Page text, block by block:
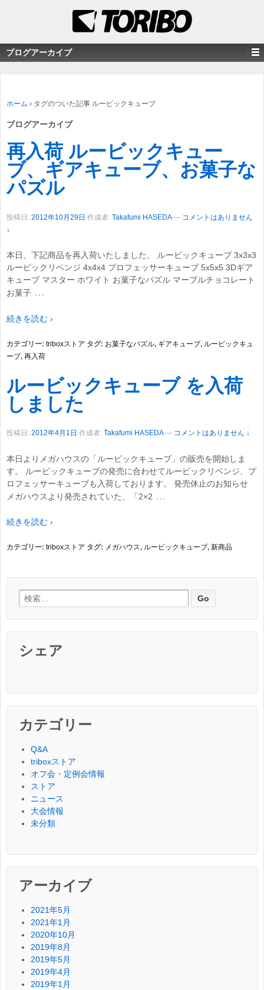
ブログアーカイブ
ホーム › タグのついた記事 ルービックキューブ
ブログアーカイブ
再入荷 ルービックキュー
ブ、ギアキューブ、お菓子な
パズル
投稿日: 2012年10月29日 作成者: Takafumi HASEDA — コメントはありません
↓
本日、下記商品を再入荷いたしました。 ルービックキューブ 3x3x3
ルービックリベンジ 4x4x4 プロフェッサーキューブ 5x5x5 3Dギア
キューブ マスター ホワイト お菓子なパズル マーブルチョコレート
お菓子 …
続きを読む ›
カテゴリー: triboxストア タグ: お菓子なパズル, ギアキューブ, ルービックキュ
ーブ, 再入荷
ルービックキューブ を入荷
しました
投稿日: 2012年4月1日 作成者: Takafumi HASEDA — コメントはありません ↓
本日よりメガハウスの「ルービックキューブ」の販売を開始しま
す。 ルービックキューブの発売に合わせてルービックリベンジ、プ
ロフェッサーキューブも入荷しております。 発売休止のお知らせ
メガハウスより発売されていた、「2×2 …
続きを読む ›
カテゴリー: triboxストア タグ: メガハウス, ルービックキューブ, 新商品
検索:
シェア
カテゴリー
Q&A
triboxストア
オフ会・定例会情報
ストア
ニュース
大会情報
未分類
アーカイブ
2021年5月
2021年1月
2020年10月
2019年8月
2019年5月
2019年4月
2019年1月